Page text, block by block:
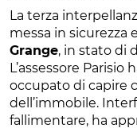
La terza
messa in sicurezza
Grange, in stato di
L’assessore
occupato di capire
dell’immobile.
fallimentare, ha